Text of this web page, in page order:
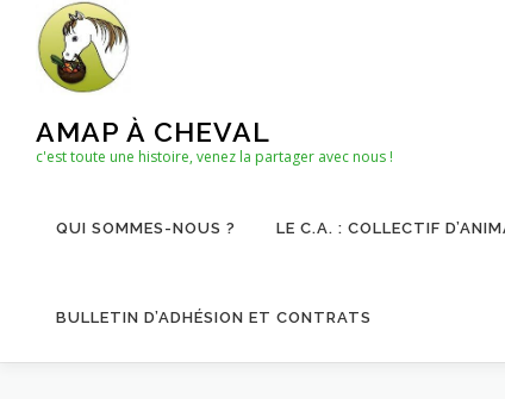
contenu
AMAP À CHEVAL
c'est toute une histoire, venez la partager avec nous !
QUI SOMMES-NOUS ? LE C.A. : COLLECTIF
BULLETIN D’ADHÉSION ET CONTRATS